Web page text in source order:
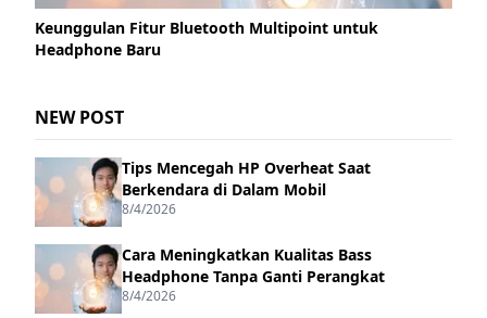
Keunggulan Fitur Bluetooth Multipoint untuk
Headphone Baru
NEW POST
Tips Mencegah HP Overheat Saat
Berkendara di Dalam Mobil
8/4/2026
Cara Meningkatkan Kualitas Bass
Headphone Tanpa Ganti Perangkat
8/4/2026